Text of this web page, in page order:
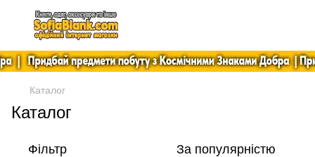
Каталог
Каталог
Фільтр За популярністю